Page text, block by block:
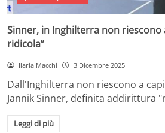
Sinner, in Inghilterra non riescono
ridicola”
Ilaria Macchi 3 Dicembre 2025
Dall'Inghilterra non riescono a
Jannik Sinner, definita addirittura
Leggi di più